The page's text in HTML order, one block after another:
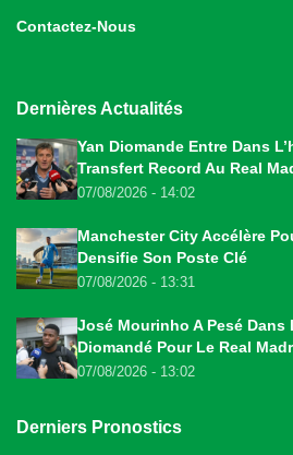
Contactez-Nous
Dernières Actualités
Yan Diomande Entre Dans
Transfert Record Au Real
07/08/2026 - 14:02
Manchester City Accélère
Densifie Son Poste Clé
07/08/2026 - 13:31
José Mourinho A Pesé Dans
Diomandé Pour Le Real
07/08/2026 - 13:02
Derniers Pronostics